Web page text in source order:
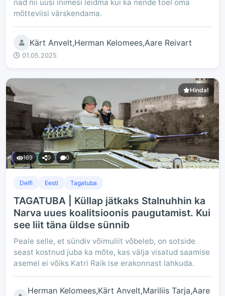
nad nii uusi inimesi leidma kui ka nende toel oma
mõtteviisi värskendama.
Kärt Anvelt,Herman Kelomees,Aare Reivart
01.05.2025
Hinda!
169 0 0
Delfi Eesti Tagatuba
TAGATUBA | Küllap jätkaks Stalnuhhin ka
Narva uues koalitsioonis paugutamist. Kui
see liit täna üldse sünnib
Peale selle, et sündiv võimuliit võbeleb, on sotside
seast kostnud juba ka mõte, kas välja visatud saamise
asemel ei võiks Katri Raik ise erakonnast lahkuda.
Herman Kelomees,Kärt Anvelt,Mariliis Tarja,Aare